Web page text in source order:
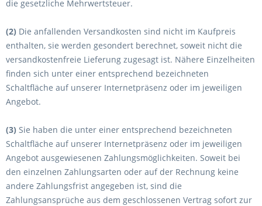
die gesetzliche Mehrwertsteuer.
(2) Die anfallenden Versandkosten sind nicht im Kaufpreis
enthalten, sie werden gesondert berechnet, soweit nicht die
versandkostenfreie Lieferung zugesagt ist. Nähere Einzelheiten
finden sich unter einer entsprechend bezeichneten
Schaltfläche auf unserer Internetpräsenz oder im jeweiligen
Angebot.
(3) Sie haben die unter einer entsprechend bezeichneten
Schaltfläche auf unserer Internetpräsenz oder im jeweiligen
Angebot ausgewiesenen Zahlungsmöglichkeiten. Soweit bei
den einzelnen Zahlungsarten oder auf der Rechnung keine
andere Zahlungsfrist angegeben ist, sind die
Zahlungsansprüche aus dem geschlossenen Vertrag sofort zur